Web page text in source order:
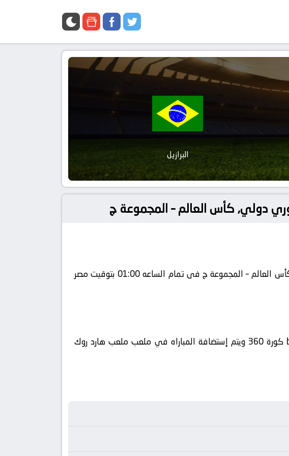
البرازيل
يلا شوت يلتقى اليوم 2026-06-25 كلا من نادى اسكتلندا و نادي البرازيل فى بطولة دولي, كأس العالم – المجموعة ج فى تمام الساعه 01:00 بتوقيت مصر
في العارضة تنقل أحداث المباراة في الوطن العربي فضائيا على قناة beIN SPORTS MAX 4 كورة 360 ويتم إستضافة المباراه في ملعب ملعب هارد روك